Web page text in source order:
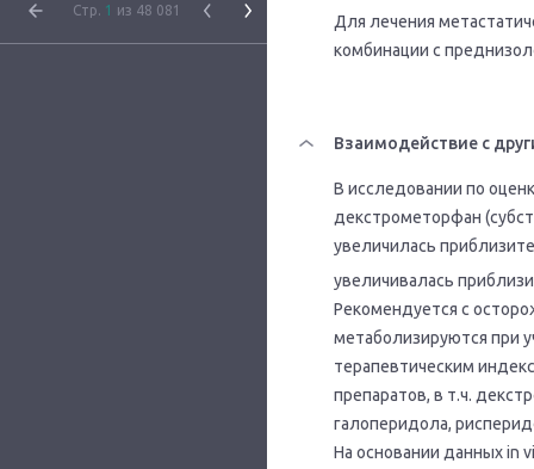
Стр. 1 из 48 081
Для лечения
комбинации с
Взаимодействие с
В исследовании по
декстрометорфан
увеличилась
увеличивалась
Рекомендуется с
метаболизируются при
терапевтическим
препаратов, в т.ч.
галоперидола,
На основании данных in